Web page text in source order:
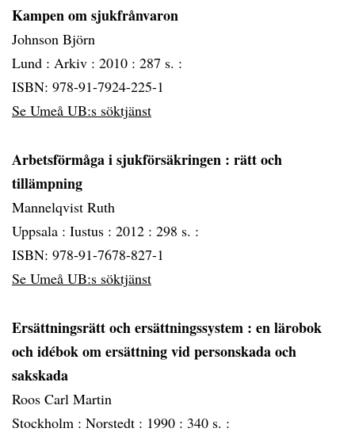
Kampen om sjukfrånvaron
Johnson Björn
Lund : Arkiv : 2010 : 287 s. :
ISBN: 978-91-7924-225-1
Se Umeå UB:s söktjänst
Arbetsförmåga i sjukförsäkringen : rätt och
tillämpning
Mannelqvist Ruth
Uppsala : Iustus : 2012 : 298 s. :
ISBN: 978-91-7678-827-1
Se Umeå UB:s söktjänst
Ersättningsrätt och ersättningssystem : en lärobok
och idébok om ersättning vid personskada och
sakskada
Roos Carl Martin
Stockholm : Norstedt : 1990 : 340 s. :